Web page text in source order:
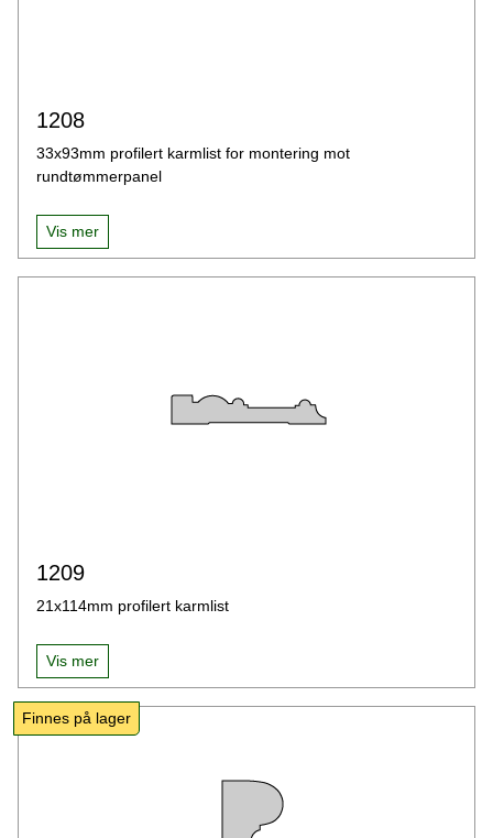
1208
33x93mm profilert karmlist for montering mot
rundtømmerpanel
Vis mer
1209
21x114mm profilert karmlist
Vis mer
Finnes på lager